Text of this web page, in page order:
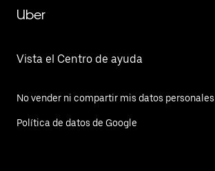
Uber
Vista el Centro de ayuda
No vender ni compartir mis datos personales
Política de datos de Google